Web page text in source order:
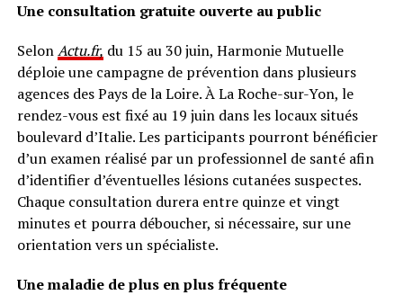
Une consultation gratuite ouverte au public
SelonActu.fr, du 15 au 30 juin, Harmonie Mutuelle
déploie une campagne de prévention dans plusieurs
agences des Pays de la Loire. À La Roche-sur-Yon, le
rendez-vous est fixé au 19 juin dans les locaux situés
boulevard d’Italie. Les participants pourront bénéficier
d’un examen réalisé par un professionnel de santé afin
d’identifier d’éventuelles lésions cutanées suspectes.
Chaque consultation durera entre quinze et vingt
minutes et pourra déboucher, si nécessaire, sur une
orientation vers un spécialiste.
Une maladie de plus en plus fréquente